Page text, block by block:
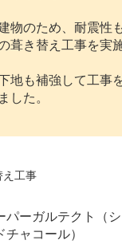
物のため、耐震性
葺き替え工事を実
地も補強して工事
した。
え工事
パーガルテクト（シ
チャコール）